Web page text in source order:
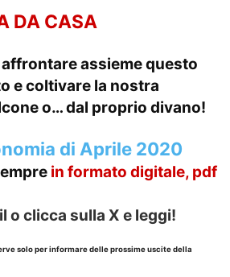
DA CASA
assieme questo
e coltivare la nostra
o… dal proprio divano!
di Aprile 2020
in formato digitale, pdf
o clicca sulla X e leggi!
solo per informare delle prossime uscite della